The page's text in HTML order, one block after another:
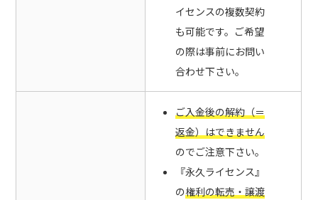
イセンスの複数契約
も可能です。ご希望
の際は事前にお問い
合わせ下さい。
ご入金後の解約（＝
返金）はできません
のでご注意下さい。
『永久ライセンス』
の権利の転売・譲渡